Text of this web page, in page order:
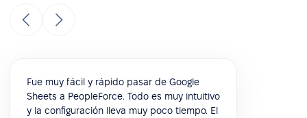
Fue muy fácil y rápido pasar de Google
Sheets a PeopleForce. Todo es muy intuitivo
y la configuración lleva muy poco tiempo. El